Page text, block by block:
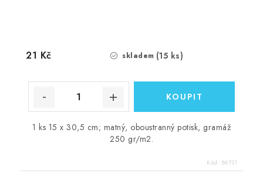
skladem (15 ks)
21 Kč
1 ks 15 x 30,5 cm; matný, oboustranný potisk, gramáž
250 gr/m2.
Kód: 89731